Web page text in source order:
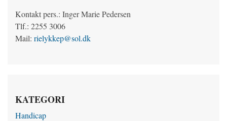
Kontakt pers.: Inger Marie Pedersen
Tlf.: 2255 3006
Mail: rielykkep@sol.dk
KATEGORI
Handicap